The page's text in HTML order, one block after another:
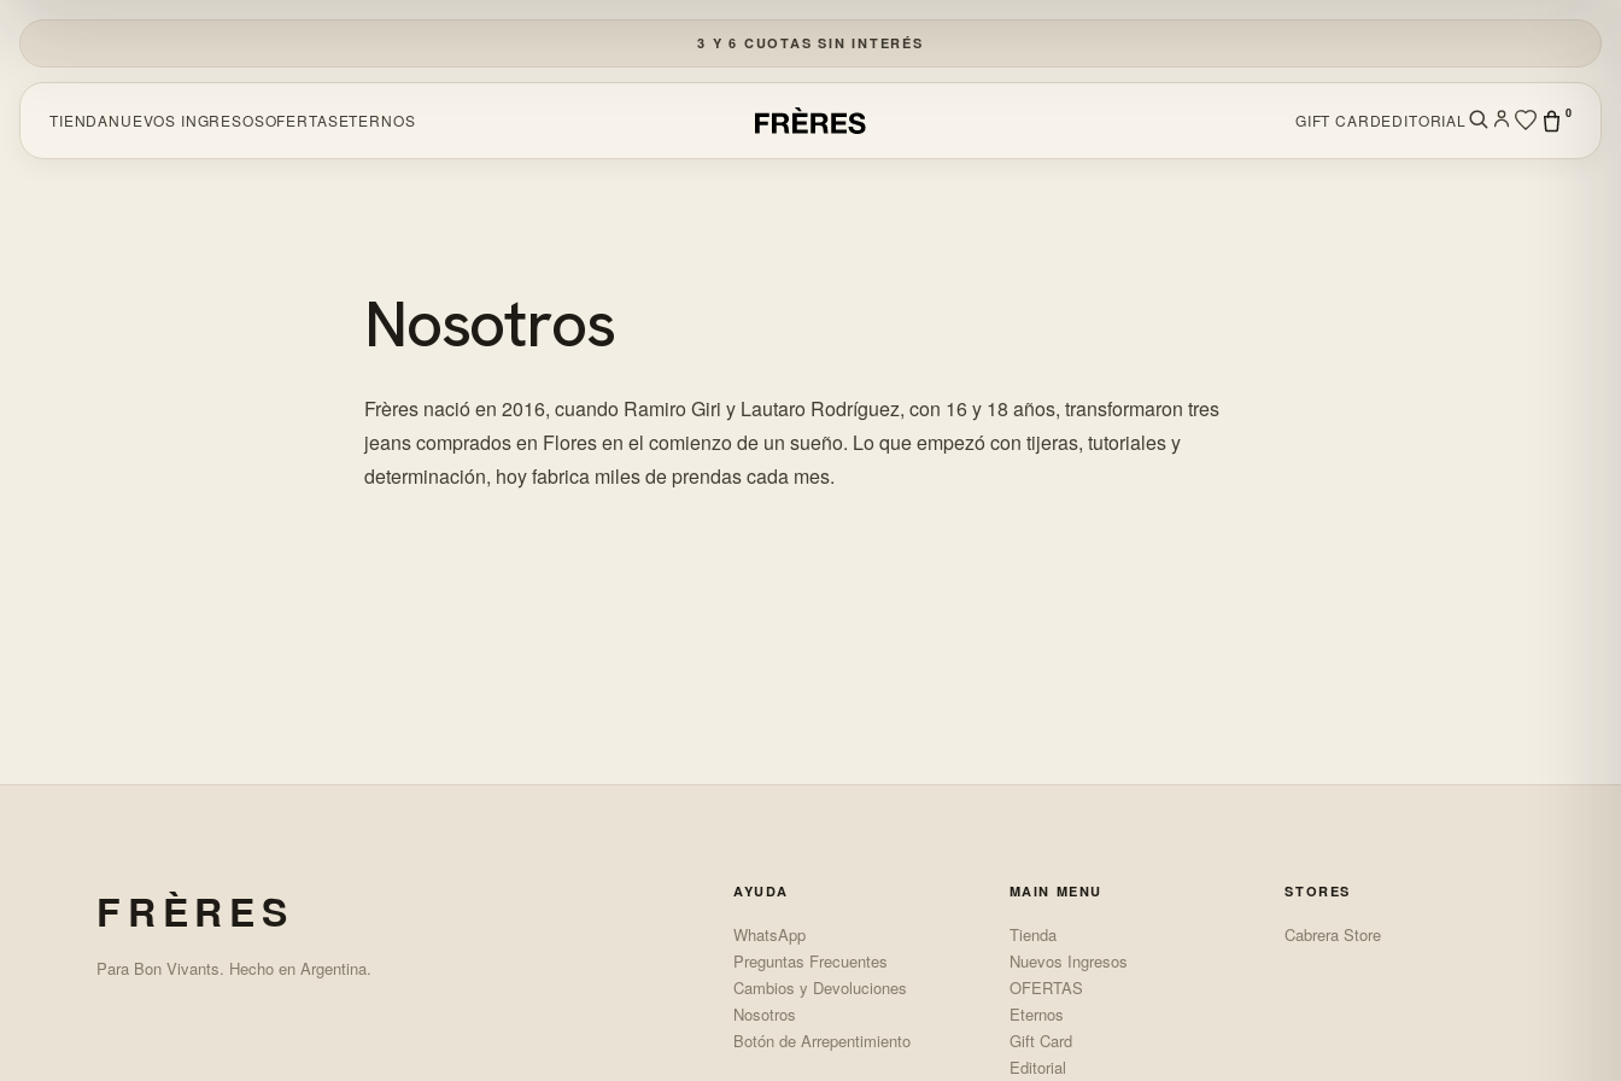
3 Y 6 CUOTAS SIN INTERÉS
TIENDANUEVOS INGRESOSOFERTASETERNOS GIFT CARDEDITORIAL 0
Nosotros
Frères nació en 2016, cuando Ramiro Giri y Lautaro Rodríguez, con 16 y 18 años, transformaron tres
jeans comprados en Flores en el comienzo de un sueño. Lo que empezó con tijeras, tutoriales y
determinación, hoy fabrica miles de prendas cada mes.
FRÈRES
Para Bon Vivants. Hecho en Argentina.
AYUDA
WhatsApp
Preguntas Frecuentes
Cambios y Devoluciones
Nosotros
Botón de Arrepentimiento
MAIN MENU
Tienda
Nuevos Ingresos
OFERTAS
Eternos
Gift Card
Editorial
STORES
Cabrera Store